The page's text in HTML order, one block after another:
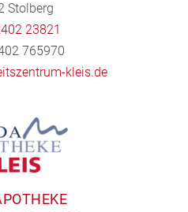
Stolberg
23821
765970
kleis.de